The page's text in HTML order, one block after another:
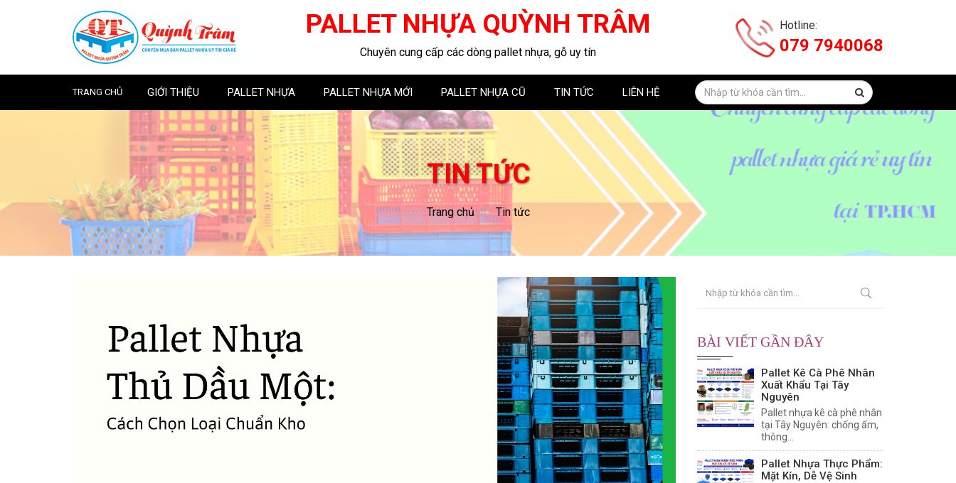
PALLET NHỰA QUỲNH TRÂM
Chuyên cung cấp các dòng pallet nhựa, gỗ uy tín
Hotline:
079 7940068
TRANG CHỦ GIỚI THIỆU PALLET NHỰA PALLET NHỰA MỚI PALLET NHỰA CŨ TIN TỨC LIÊN HỆ
TIN TỨC
Trang chủ Tin tức
BÀI VIẾT GẦN ĐÂY
Pallet Kê Cà Phê Nhân
Xuất Khẩu Tại Tây
Nguyên
Pallet nhựa kê cà phê nhân
tại Tây Nguyên: chống ẩm,
thông...
Pallet Nhựa Thực Phẩm:
Mặt Kín, Dễ Vệ Sinh